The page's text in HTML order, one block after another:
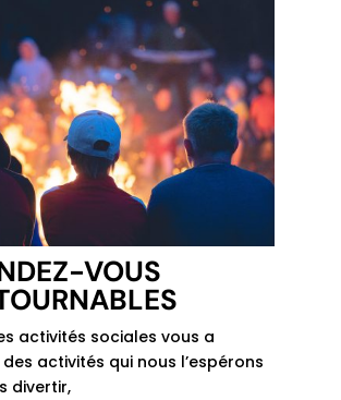
VOUS
activités sociales vous a
activités qui nous l’espérons
divertir,